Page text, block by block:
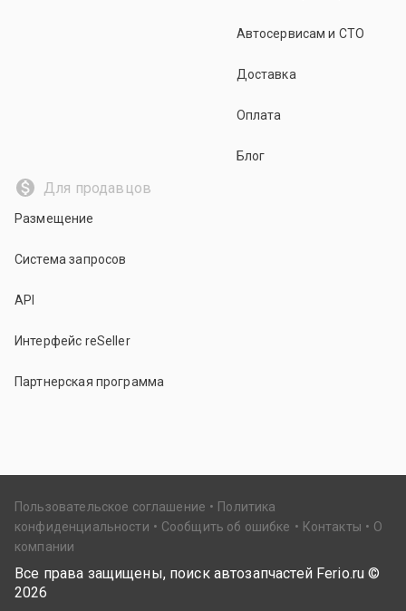
Автосервисам и СТО
Доставка
Оплата
Блог
Для продавцов
Размещение
Система запросов
API
Интерфейс reSeller
Партнерская программа
Пользовательское соглашение
Политика
конфиденциальности
Сообщить об ошибке Контакты
О
компании
Все права защищены, поиск автозапчастей Ferio.ru ©
2026